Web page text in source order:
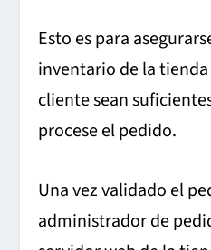
Esto es para
inventario de la
cliente sean
procese el pedido.
Una vez validado el
administrador de